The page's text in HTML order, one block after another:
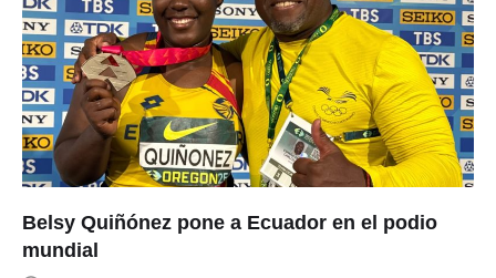
Belsy Quiñónez pone a Ecuador en el podio
mundial